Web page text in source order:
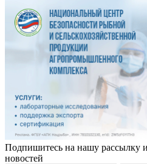
Подпишитесь на нашу рассылку и
новостей